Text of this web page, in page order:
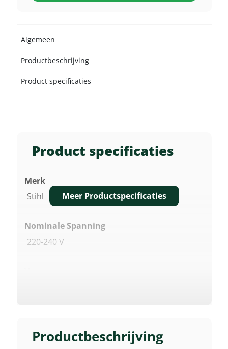
Productbeschrijving
Product specificaties
Merk
Stihl
Nominale Spanning
220-240 V
4,4 Kg
Meer Productspecificaties
Algemeen
Productbeschrijving
Product specificaties